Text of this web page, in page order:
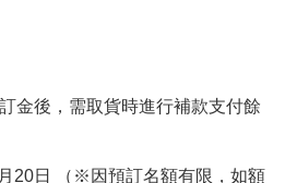
金後，需取貨時進行補款支付餘
20日 （※因預訂名額有限，如額